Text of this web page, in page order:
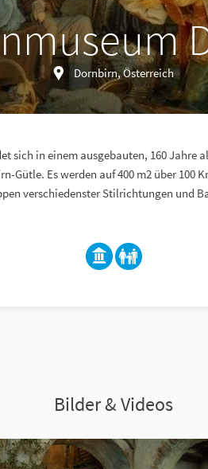
Dornbirn, Österreich
sich in einem ausgebauten, 160 Jahre
Gütle. Es werden auf 400 m2 über 100
verschiedenster Stilrichtungen und
Bilder & Videos